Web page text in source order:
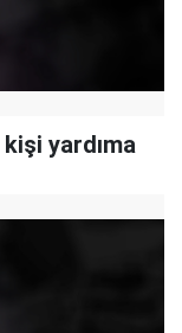
yardıma